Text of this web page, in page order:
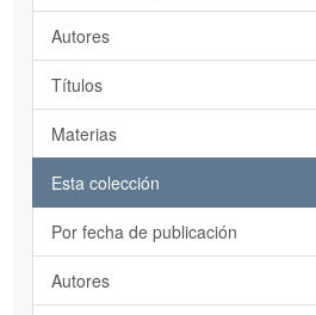
Autores
Títulos
Materias
Esta colección
Por fecha de publicación
Autores